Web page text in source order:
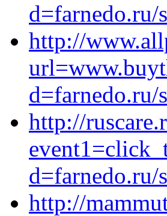
d=farnedo.ru/
http://
d=farnedo.ru/
http://
http://